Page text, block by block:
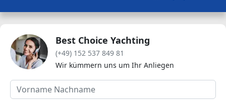
Best Choice Yachting
(+49) 152 537 849 81
Wir kümmern uns um Ihr Anliegen